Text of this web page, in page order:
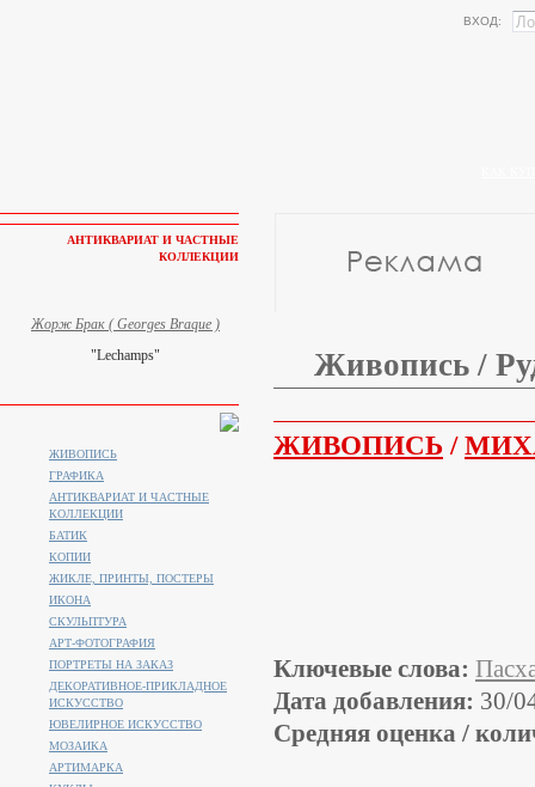
ВХОД:
Живопись /
ЖИВОПИСЬ /
Ключевые слова:
Дата добавления: 30/
Средняя оценка /
АНТИКВАРИАТ И ЧАСТНЫЕ
КОЛЛЕКЦИИ
Жорж Брак ( Georges Braque )
"Lechamps"
ЖИВОПИСЬ
ГРАФИКА
АНТИКВАРИАТ И ЧАСТНЫЕ
КОЛЛЕКЦИИ
БАТИК
КОПИИ
ЖИКЛЕ, ПРИНТЫ, ПОСТЕРЫ
ИКОНА
СКУЛЬПТУРА
АРТ-ФОТОГРАФИЯ
ПОРТРЕТЫ НА ЗАКАЗ
ДЕКОРАТИВНОЕ-ПРИКЛАДНОЕ
ИСКУССТВО
ЮВЕЛИРНОЕ ИСКУССТВО
МОЗАИКА
АРТИМАРКА